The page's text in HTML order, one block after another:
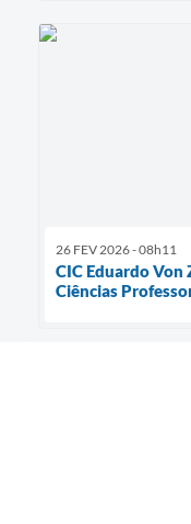
26 FEV 2026 - 08h11
CIC Eduardo
Ciências